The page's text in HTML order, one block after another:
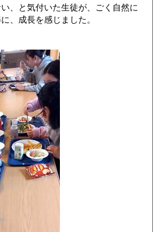
、と気付いた生徒が、ごく自然に
、成長を感じました。